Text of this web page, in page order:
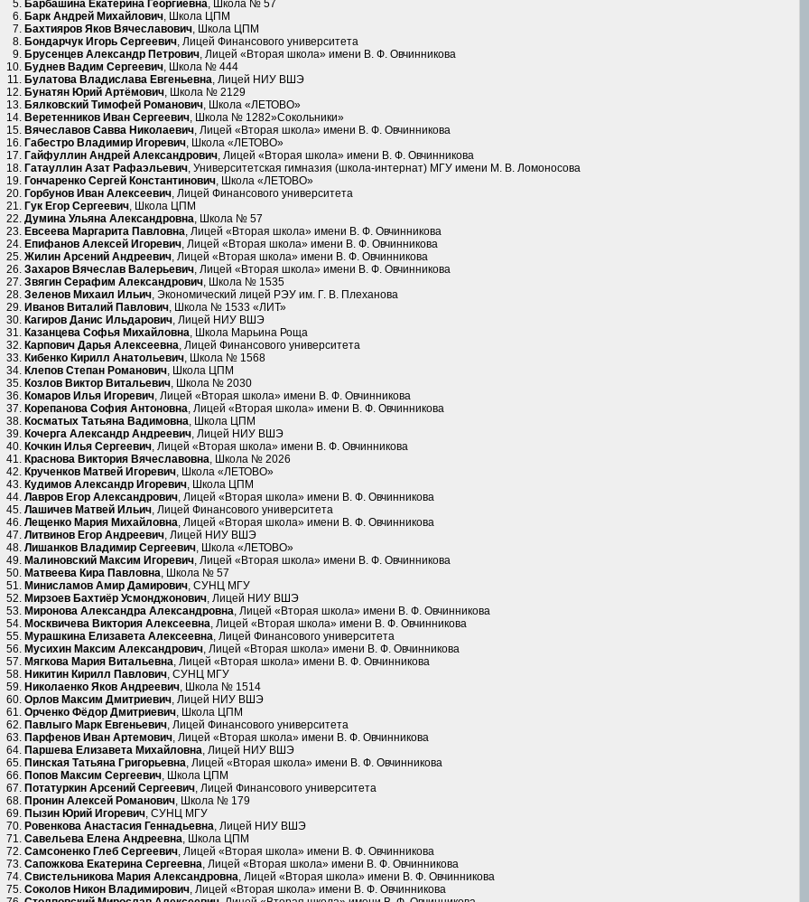
Барбашина Екатерина Георгиевна, Школа № 57
Барк Андрей Михайлович, Школа ЦПМ
Бахтияров Яков Вячеславович, Школа ЦПМ
Бондарчук Игорь Сергеевич, Лицей Финансового университета
Брусенцев Александр Петрович, Лицей «Вторая школа» имени В. Ф. Овчинникова
Буднев Вадим Сергеевич, Школа № 444
Булатова Владислава Евгеньевна, Лицей НИУ ВШЭ
Бунатян Юрий Артёмович, Школа № 2129
Бялковский Тимофей Романович, Школа «ЛЕТОВО»
Веретенников Иван Сергеевич, Школа № 1282»Сокольники»
Вячеславов Савва Николаевич, Лицей «Вторая школа» имени В. Ф. Овчинникова
Габестро Владимир Игоревич, Школа «ЛЕТОВО»
Гайфуллин Андрей Александрович, Лицей «Вторая школа» имени В. Ф. Овчинникова
Гатауллин Азат Рафаэльевич, Университетская гимназия (школа-интернат) МГУ имени М. В. Ломоносова
Гончаренко Сергей Константинович, Школа «ЛЕТОВО»
Горбунов Иван Алексеевич, Лицей Финансового университета
Гук Егор Сергеевич, Школа ЦПМ
Думина Ульяна Александровна, Школа № 57
Евсеева Маргарита Павловна, Лицей «Вторая школа» имени В. Ф. Овчинникова
Епифанов Алексей Игоревич, Лицей «Вторая школа» имени В. Ф. Овчинникова
Жилин Арсений Андреевич, Лицей «Вторая школа» имени В. Ф. Овчинникова
Захаров Вячеслав Валерьевич, Лицей «Вторая школа» имени В. Ф. Овчинникова
Звягин Серафим Александрович, Школа № 1535
Зеленов Михаил Ильич, Экономический лицей РЭУ им. Г. В. Плеханова
Иванов Виталий Павлович, Школа № 1533 «ЛИТ»
Кагиров Данис Ильдарович, Лицей НИУ ВШЭ
Казанцева Софья Михайловна, Школа Марьина Роща
Карпович Дарья Алексеевна, Лицей Финансового университета
Кибенко Кирилл Анатольевич, Школа № 1568
Клепов Степан Романович, Школа ЦПМ
Козлов Виктор Витальевич, Школа № 2030
Комаров Илья Игоревич, Лицей «Вторая школа» имени В. Ф. Овчинникова
Корепанова София Антоновна, Лицей «Вторая школа» имени В. Ф. Овчинникова
Косматых Татьяна Вадимовна, Школа ЦПМ
Кочерга Александр Андреевич, Лицей НИУ ВШЭ
Кочкин Илья Сергеевич, Лицей «Вторая школа» имени В. Ф. Овчинникова
Краснова Виктория Вячеславовна, Школа № 2026
Крученков Матвей Игоревич, Школа «ЛЕТОВО»
Кудимов Александр Игоревич, Школа ЦПМ
Лавров Егор Александрович, Лицей «Вторая школа» имени В. Ф. Овчинникова
Лашичев Матвей Ильич, Лицей Финансового университета
Лещенко Мария Михайловна, Лицей «Вторая школа» имени В. Ф. Овчинникова
Литвинов Егор Андреевич, Лицей НИУ ВШЭ
Лишанков Владимир Сергеевич, Школа «ЛЕТОВО»
Малиновский Максим Игоревич, Лицей «Вторая школа» имени В. Ф. Овчинникова
Матвеева Кира Павловна, Школа № 57
Минисламов Амир Дамирович, СУНЦ МГУ
Мирзоев Бахтиёр Усмонджонович, Лицей НИУ ВШЭ
Миронова Александра Александровна, Лицей «Вторая школа» имени В. Ф. Овчинникова
Москвичева Виктория Алексеевна, Лицей «Вторая школа» имени В. Ф. Овчинникова
Мурашкина Елизавета Алексеевна, Лицей Финансового университета
Мусихин Максим Александрович, Лицей «Вторая школа» имени В. Ф. Овчинникова
Мягкова Мария Витальевна, Лицей «Вторая школа» имени В. Ф. Овчинникова
Никитин Кирилл Павлович, СУНЦ МГУ
Николаенко Яков Андреевич, Школа № 1514
Орлов Максим Дмитриевич, Лицей НИУ ВШЭ
Орченко Фёдор Дмитриевич, Школа ЦПМ
Павлыго Марк Евгеньевич, Лицей Финансового университета
Парфенов Иван Артемович, Лицей «Вторая школа» имени В. Ф. Овчинникова
Паршева Елизавета Михайловна, Лицей НИУ ВШЭ
Пинская Татьяна Григорьевна, Лицей «Вторая школа» имени В. Ф. Овчинникова
Попов Максим Сергеевич, Школа ЦПМ
Потатуркин Арсений Сергеевич, Лицей Финансового университета
Пронин Алексей Романович, Школа № 179
Пызин Юрий Игоревич, СУНЦ МГУ
Ровенкова Анастасия Геннадьевна, Лицей НИУ ВШЭ
Савельева Елена Андреевна, Школа ЦПМ
Самсоненко Глеб Сергеевич, Лицей «Вторая школа» имени В. Ф. Овчинникова
Сапожкова Екатерина Сергеевна, Лицей «Вторая школа» имени В. Ф. Овчинникова
Свистельникова Мария Александровна, Лицей «Вторая школа» имени В. Ф. Овчинникова
Соколов Никон Владимирович, Лицей «Вторая школа» имени В. Ф. Овчинникова